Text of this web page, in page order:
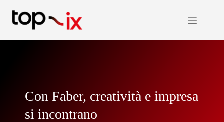
contenuto
Con Faber, creatività e impresa
si incontrano